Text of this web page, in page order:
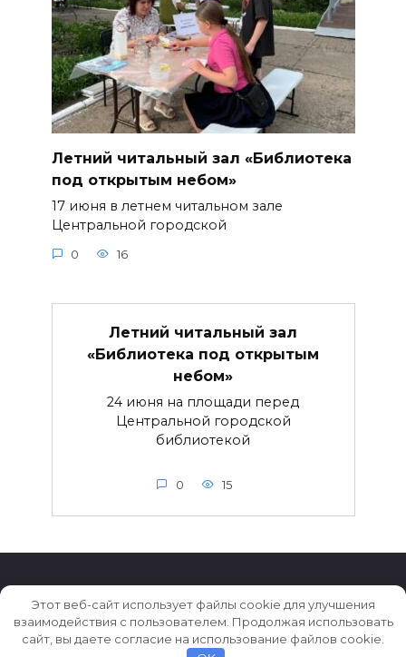
Летний читальный зал «Библиотека
под открытым небом»
17 июня в летнем читальном зале
Центральной городской
0 16
Летний читальный зал
«Библиотека под открытым
небом»
24 июня на площади перед
Центральной городской
библиотекой
0 15
© 2026 Истории ★ Новости ★ Факты ★ Очерки
Этот веб-сайт использует файлы cookie для улучшения
взаимодействия с пользователем. Продолжая использовать
сайт, вы даете согласие на использование файлов cookie.